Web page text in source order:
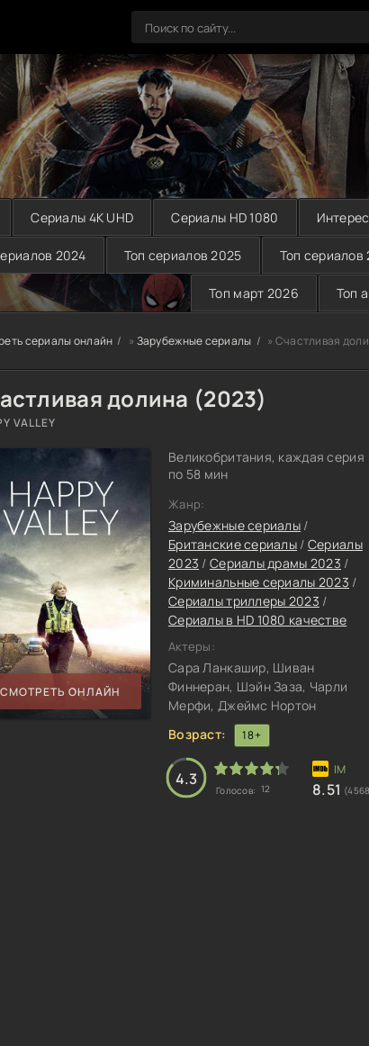
Сериалы 4K UHD Сериалы HD 1080
2024 Топ сериалов 2025 Топ сериалов
Топ март 2026 Топ
сериалы онлайн » Зарубежные сериалы » Счастливая
долина (2023)
VALLEY
СМОТРЕТЬ ОНЛАЙН
Великобритания, каждая серия
по 58 мин
Жанр:
Зарубежные сериалы /
Британские сериалы / Сериалы
2023 / Сериалы драмы 2023 /
Криминальные сериалы 2023 /
Сериалы триллеры 2023 /
Сериалы в HD 1080 качестве
Актеры:
Сара Ланкашир, Шиван
Финнеран, Шэйн Заза, Чарли
Мерфи, Джеймс Нортон
Возраст:
18+
4.3
Голосов: 12 8.51